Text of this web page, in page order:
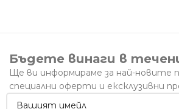
Бъдете винаги в
Ще ви информираме за най-новите
специални оферти и ексклузивни